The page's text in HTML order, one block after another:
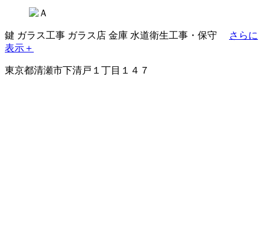
鍵 ガラス工事 ガラス店 金庫 水道衛生工事・保守
さらに
表示＋
東京都清瀬市下清戸１丁目１４７